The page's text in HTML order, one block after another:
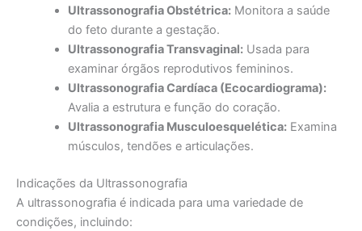
Ultrassonografia Obstétrica:Monitora a saúde
do feto durante a gestação.
Ultrassonografia Transvaginal:Usada para
examinar órgãos reprodutivos femininos.
Ultrassonografia Cardíaca (Ecocardiograma):
Avalia a estrutura e função do coração.
Ultrassonografia Musculoesquelética:Examina
músculos, tendões e articulações.
Indicações da Ultrassonografia
A ultrassonografia é indicada para uma variedade de
condições, incluindo: